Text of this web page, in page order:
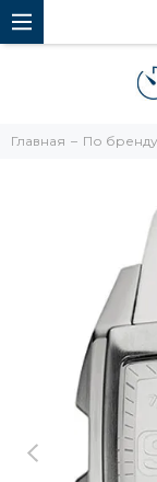
Главная По бренду